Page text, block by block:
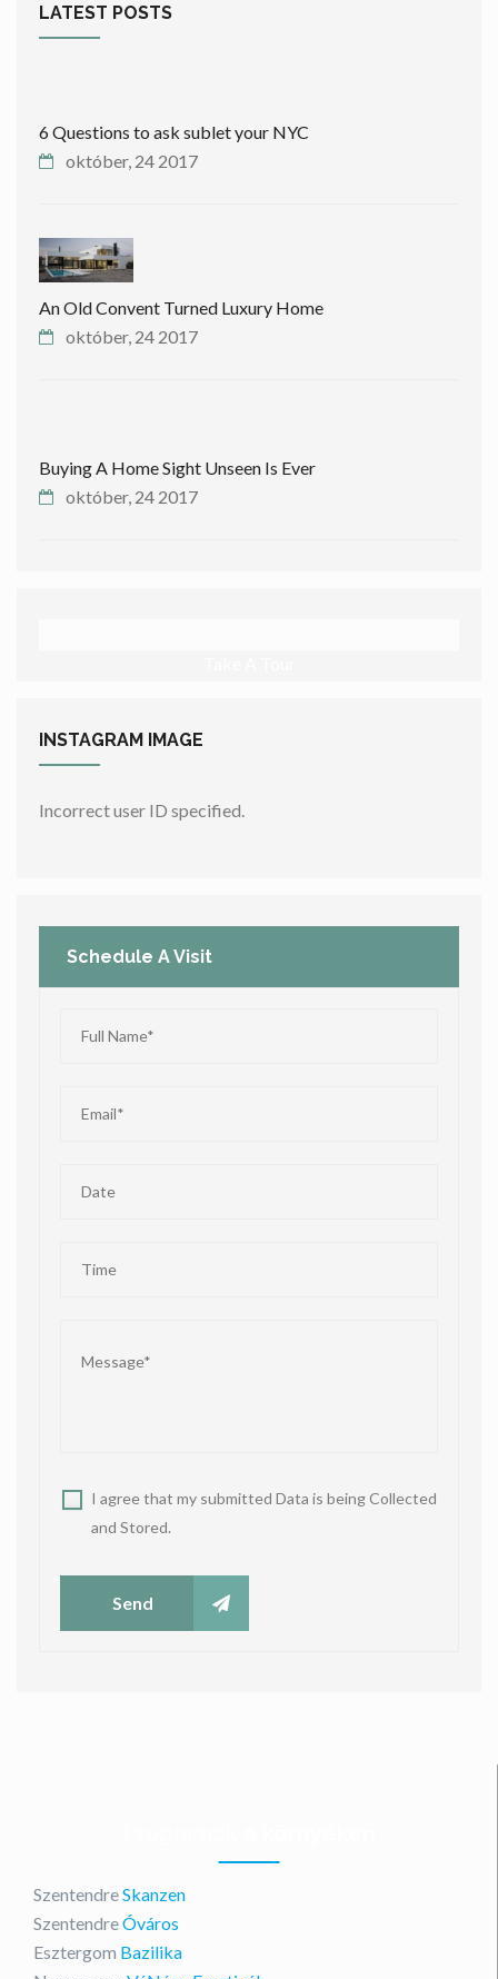
LATEST POSTS
6 Questions to ask sublet your NYC
október, 24 2017
An Old Convent Turned Luxury Home
október, 24 2017
Buying A Home Sight Unseen Is Ever
október, 24 2017
INSTAGRAM IMAGE
Incorrect user ID specified.
Schedule A Visit
I agree that my submitted Data is being Collected
and Stored.
Send
SzentendreSkanzen
SzentendreÓváros
Esztergom Bazilika